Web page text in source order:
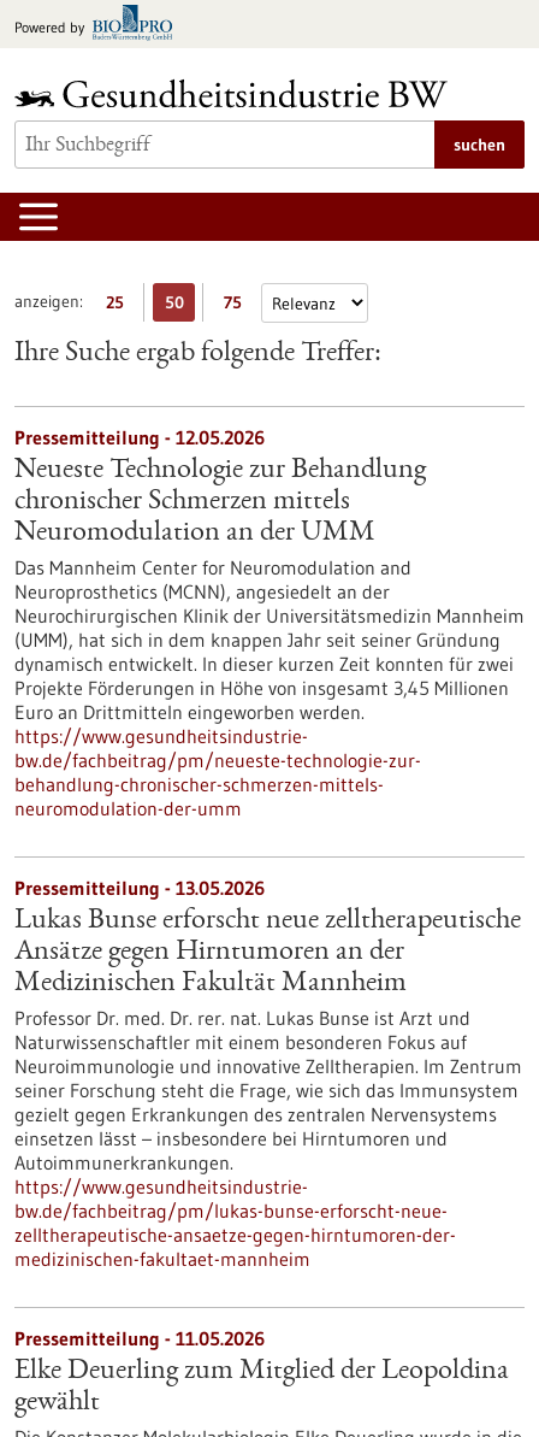
Inhalt
Powered by
suchen
anzeigen: 25 50 75
Ihre Suche ergab folgende Treffer:
Pressemitteilung - 12.05.2026
Neueste Technologie zur Behandlung
chronischer Schmerzen mittels
Neuromodulation an der UMM
Das Mannheim Center for Neuromodulation and
Neuroprosthetics (MCNN), angesiedelt an der
Neurochirurgischen Klinik der Universitätsmedizin Mannheim
(UMM), hat sich in dem knappen Jahr seit seiner Gründung
dynamisch entwickelt. In dieser kurzen Zeit konnten für zwei
Projekte Förderungen in Höhe von insgesamt 3,45 Millionen
Euro an Drittmitteln eingeworben werden.
https://www.gesundheitsindustrie-
bw.de/fachbeitrag/pm/neueste-technologie-zur-
behandlung-chronischer-schmerzen-mittels-
neuromodulation-der-umm
Pressemitteilung - 13.05.2026
Lukas Bunse erforscht neue zelltherapeutische
Ansätze gegen Hirntumoren an der
Medizinischen Fakultät Mannheim
Professor Dr. med. Dr. rer. nat. Lukas Bunse ist Arzt und
Naturwissenschaftler mit einem besonderen Fokus auf
Neuroimmunologie und innovative Zelltherapien. Im Zentrum
seiner Forschung steht die Frage, wie sich das Immunsystem
gezielt gegen Erkrankungen des zentralen Nervensystems
einsetzen lässt – insbesondere bei Hirntumoren und
Autoimmunerkrankungen.
https://www.gesundheitsindustrie-
bw.de/fachbeitrag/pm/lukas-bunse-erforscht-neue-
zelltherapeutische-ansaetze-gegen-hirntumoren-der-
medizinischen-fakultaet-mannheim
Pressemitteilung - 11.05.2026
Elke Deuerling zum Mitglied der Leopoldina
gewählt